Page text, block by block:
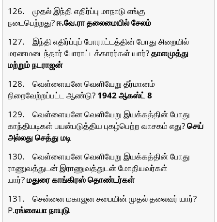
126. முதல் இந்தி எதிர்ப்பு மாநாடு எங்கு
நடைபெற்றது?ஈ.வே.ரா தலைமையில் சேலம்
127. இந்தி எதிர்ப்புப் போராட்டத்தின் போது சிறையில்
மரணமடைந்தார் போராட்டக்காரர்கள் யார்?தாளமுத்து
மற்றும் நடராஜன்
128. வெள்ளையனே வெளியேறு தீர்மானம்
நிறைவேற்றப்பட்ட ஆண்டு? 1942 ஆகஸ்ட் 8
129. வெள்ளையனே வெளியேறு இயக்கத்தின் போது
காந்தியடிகள் பயன்படுத்திய புகழ்பெற்ற வாசகம் எது?செய்
அல்லது செத்து மடி
130. வெள்ளையனே வெளியேறு இயக்கத்தின் போது
ராணுவத்துடன் இராணுவத்துடன் மோதியவர்கள்
யார்?மதுரை காங்கிரஸ் தொண்டர்கள்
131. சென்னை மகாஜன சபையின் முதல் தலைவர் யார்?
P.ரங்கையா நாயுடு